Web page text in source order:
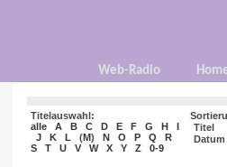
Web-Radio
Titelauswahl:
alle
A B C D E F G H
I
J
K L (M) N O P Q
R
S
T U V W X Y Z 0-9
Titel
Datum